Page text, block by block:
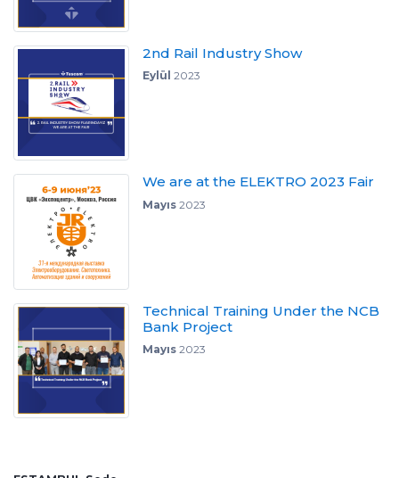
2nd Rail Industry Show
Eylül 2023
We are at the ELEKTRO 2023 Fair
Mayıs2023
Technical Training Under the NCB
Bank Project
Mayıs2023